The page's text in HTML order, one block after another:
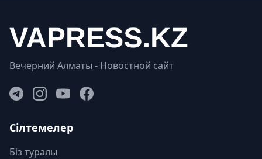
Вечерний Алматы - Новостной сайт
Сілтемелер
Біз туралы